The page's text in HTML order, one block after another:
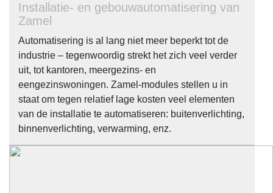
Installatie- en gebouwautomatisering van
Zamel
Automatisering is al lang niet meer beperkt tot de
industrie – tegenwoordig strekt het zich veel verder
uit, tot kantoren, meergezins- en
eengezinswoningen. Zamel-modules stellen u in
staat om tegen relatief lage kosten veel elementen
van de installatie te automatiseren: buitenverlichting,
binnenverlichting, verwarming, enz.